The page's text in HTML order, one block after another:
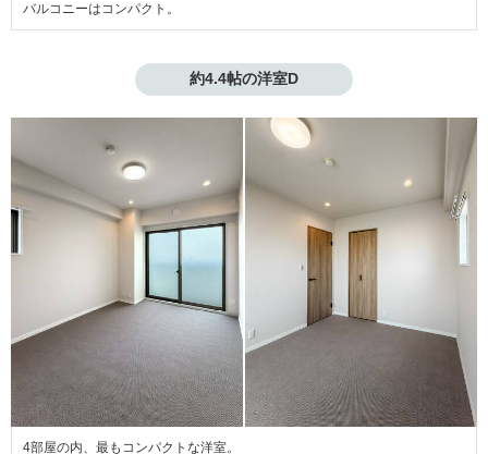
バルコニーはコンパクト。
約4.4帖の洋室D
4部屋の内、最もコンパクトな洋室。